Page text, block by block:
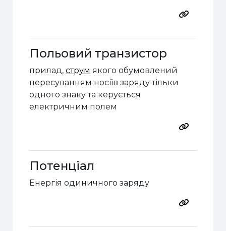
Польовий транзистор
прилад ,струм якого обумовлений
пересуванням носіїв заряду тільки
одного знаку та керується
електричним полем
Потенціал
Енергія одиничного заряду